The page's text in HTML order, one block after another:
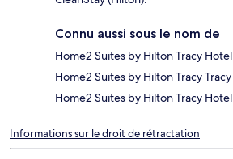
Connu aussi sous le nom de
Home2 Suites by Hilton Tracy Hotel
Home2 Suites by Hilton Tracy Tracy
Home2 Suites by Hilton Tracy
Informations sur le droit de rétractation